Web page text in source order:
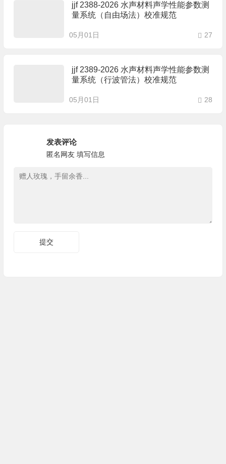
jjf 2388-2026 水声材料声学性能参数测
量系统（自由场法）校准规范
05月01日 27
jjf 2389-2026 水声材料声学性能参数测
量系统（行波管法）校准规范
05月01日 28
发表评论
匿名网友 填写信息